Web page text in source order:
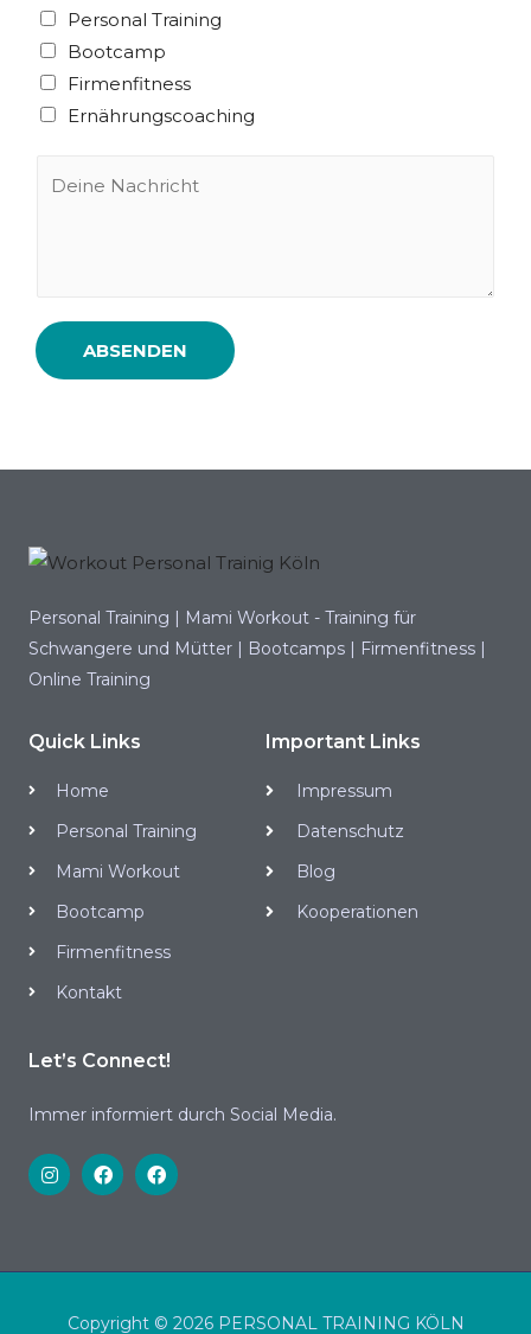
Personal Training
Bootcamp
Firmenfitness
Ernährungscoaching
ABSENDEN
Personal Training | Mami Workout - Training für
Schwangere und Mütter | Bootcamps | Firmenfitness |
Online Training
Quick Links
Home
Personal Training
Mami Workout
Bootcamp
Firmenfitness
Kontakt
Important Links
Impressum
Datenschutz
Blog
Kooperationen
Let’s Connect!
Immer informiert durch Social Media.
Copyright © 2026 PERSONAL TRAINING KÖLN